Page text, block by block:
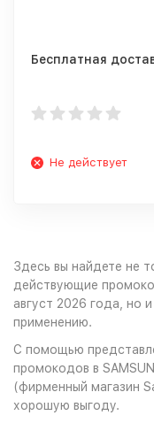
Бесплатная
Не действует
Здесь вы найдете не
действующие
август 2026 года, но
применению.
С помощью
промокодов в
(фирменный магазин
хорошую выгоду.